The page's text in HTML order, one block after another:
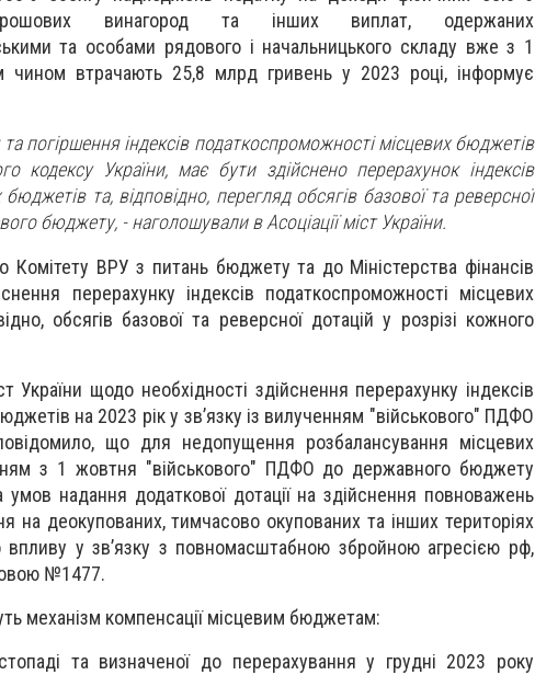
винагород та інших виплат, одержаних
та особами рядового і начальницького складу вже з 1
втрачають 25,8 млрд гривень у 2023 році, інформує
погіршення індексів податкоспроможності місцевих бюджетів
кодексу України, має бути здійснено перерахунок індексів
та, відповідно, перегляд обсягів базової та реверсної
бюджету, - наголошували в Асоціації міст України.
ВРУ з питань бюджету та до Міністерства фінансів
перерахунку індексів податкоспроможності місцевих
обсягів базової та реверсної дотацій у розрізі кожного
України щодо необхідності здійснення перерахунку індексів
на 2023 рік у зв’язку із вилученням "військового" ПДФО
що для недопущення розбалансування місцевих
з 1 жовтня "військового" ПДФО до державного бюджету
надання додаткової дотації на здійснення повноважень
на деокупованих, тимчасово окупованих та інших територіях
впливу у зв’язку з повномасштабною збройною агресією рф,
№1477.
механізм компенсації місцевим бюджетам:
та визначеної до перерахування у грудні 2023 року